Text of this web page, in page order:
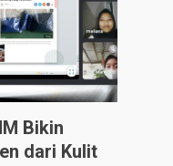
Bikin
dari Kulit